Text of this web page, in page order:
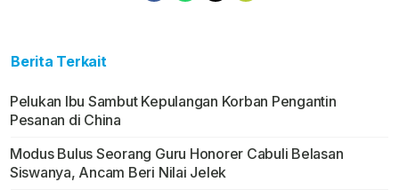
Berita Terkait
Pelukan Ibu Sambut Kepulangan Korban Pengantin
Pesanan di China
Modus Bulus Seorang Guru Honorer Cabuli Belasan
Siswanya, Ancam Beri Nilai Jelek